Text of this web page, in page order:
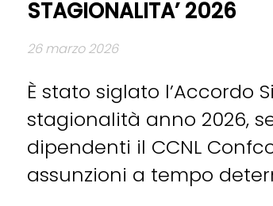
STAGIONALITA’ 2026
26 marzo 2026
È stato siglato
stagionalità anno 2026,
dipendenti il CCNL
assunzioni a tempo